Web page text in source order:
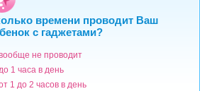
времени проводит Ваш
с гаджетами?
не проводит
до 1 часа в день
1 до 2 часов в день